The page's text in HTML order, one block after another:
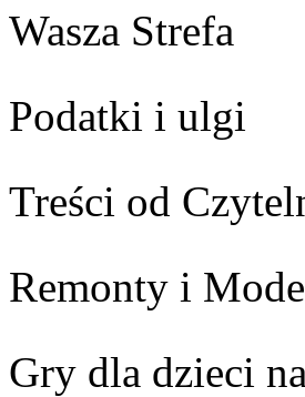
Wasza Strefa
Podatki i ulgi
Treści od
Remonty i
Gry dla dzieci